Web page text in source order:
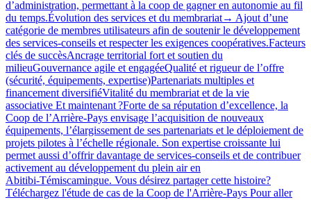
d’administration, permettant à la coop de gagner en autonomie au fil
du temps.Évolution des services et du membrariat→ Ajout d’une
catégorie de membres utilisateurs afin de soutenir le développement
des services‑conseils et respecter les exigences coopératives.Facteurs
clés de succèsAncrage territorial fort et soutien du
milieuGouvernance agile et engagéeQualité et rigueur de l’offre
(sécurité, équipements, expertise)Partenariats multiples et
financement diversifiéVitalité du membrariat et de la vie
associative Et maintenant ?Forte de sa réputation d’excellence, la
Coop de l’Arrière-Pays envisage l’acquisition de nouveaux
équipements, l’élargissement de ses partenariats et le déploiement de
projets pilotes à l’échelle régionale. Son expertise croissante lui
permet aussi d’offrir davantage de services‑conseils et de contribuer
activement au développement du plein air en
Abitibi‑Témiscamingue. Vous désirez partager cette histoire?
Téléchargez l'étude de cas de la Coop de l'Arrière-Pays Pour aller